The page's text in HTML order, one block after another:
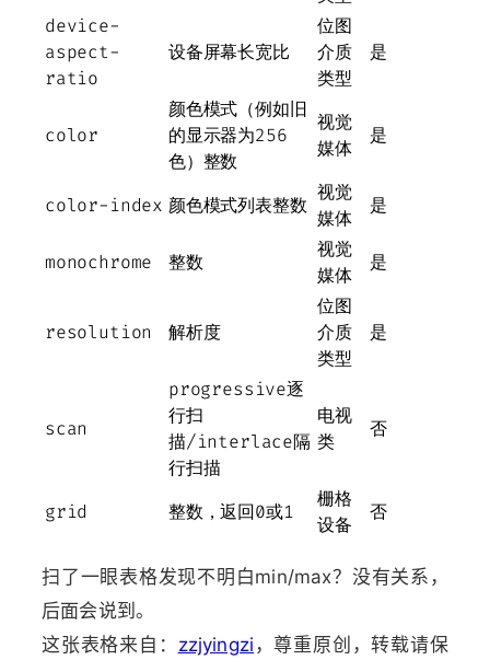
device-
aspect-
ratio
设备屏幕长宽比
位图
介质
类型
是
color
颜色模式（例如旧
的显示器为256
色）整数
视觉
媒体
是
color-index 颜色模式列表整数
视觉
媒体
是
monochrome 整数
视觉
媒体
是
resolution 解析度
位图
介质
类型
是
scan
progressive逐
行扫
描/interlace隔
行扫描
电视
类
否
grid 整数，返回0或1
栅格
设备
否
扫了一眼表格发现不明白min/max？没有关系，
后面会说到。
这张表格来自： zzjyingzi ，尊重原创，转载请保